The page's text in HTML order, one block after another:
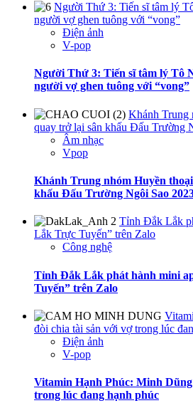
Người Thứ 3: Tiến sĩ tâm lý
người vợ ghen tuông với “vong”
Điện ảnh
V-pop
Người Thứ 3: Tiến sĩ tâm lý Tô
người vợ ghen tuông với “vong”
Khánh Trung
quay trở lại sân khấu Đấu Trường
Âm nhạc
Vpop
Khánh Trung nhóm Huyền
khấu Đấu Trường Ngôi Sao
Tỉnh Đắk Lắk
Lắk Trực Tuyến” trên Zalo
Công nghệ
Tỉnh Đắk Lắk phát hành mini
Tuyến” trên Zalo
đòi chia tài sản với vợ trong lúc
Điện ảnh
V-pop
Vitamin Hạnh Phúc: Minh
trong lúc đang hạnh phúc